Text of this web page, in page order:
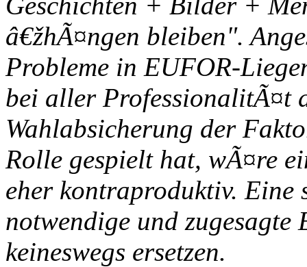
â€žhÃ¤ngen bleiben".
Probleme in EUFOR-
bei aller ProfessionalitÃ¤t
Wahlabsicherung der
Rolle gespielt hat, wÃ¤re
eher kontraproduktiv. Eine
notwendige und zugesagte
keineswegs ersetzen.